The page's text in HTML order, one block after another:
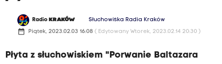
Radio KRAKÓW Słuchowiska Radia Kraków
date_range Piątek, 2023.02.03 16:08 ( Edytowany Wtorek, 2023.02.14 20:30 )
Płyta z słuchowiskiem "Porwanie Baltazara